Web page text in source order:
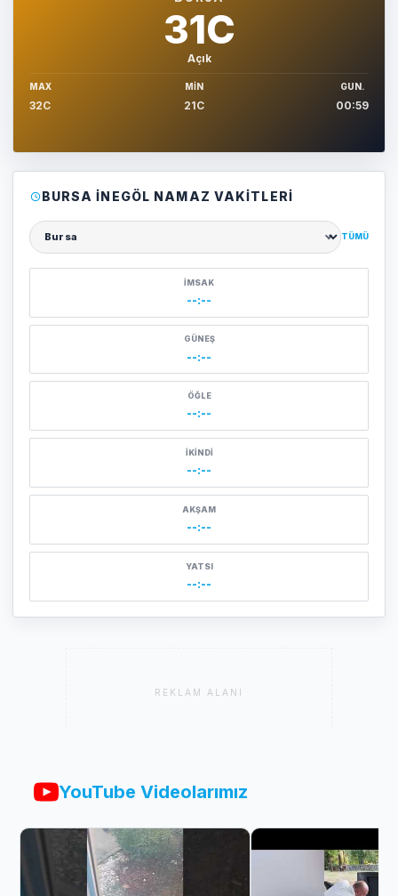
31C
Açık
MAX
32C
MIN
21C
GUN.
00:59
BURSA İNEGÖL NAMAZ VAKITLERI
Şehir seçin
TÜMÜ
İMSAK
--:--
GÜNEŞ
--:--
ÖĞLE
--:--
İKINDI
--:--
AKŞAM
--:--
YATSI
--:--
REKLAM ALANI
YouTube Videolarımız